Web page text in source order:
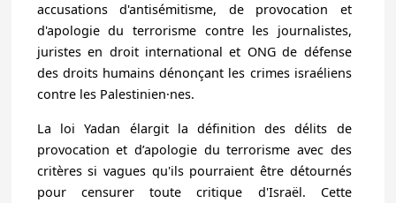
accusations d'antisémitisme, de provocation et
d'apologie du terrorisme contre les journalistes,
juristes en droit international et ONG de défense
des droits humains dénonçant les crimes israéliens
contre les Palestinien·nes.
La loi Yadan élargit la définition des délits de
provocation et d’apologie du terrorisme avec des
critères si vagues qu'ils pourraient être détournés
pour censurer toute critique d'Israël. Cette